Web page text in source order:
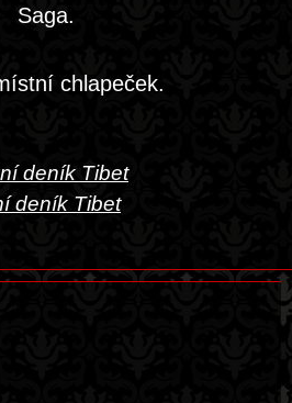
Saga.
chlapeček.
deník Tibet
deník Tibet